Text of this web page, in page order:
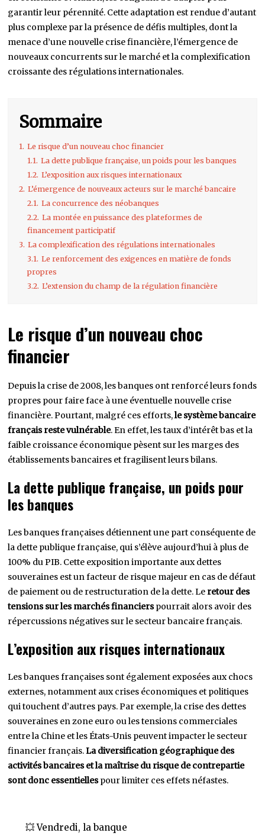
garantir leur pérennité. Cette adaptation est rendue d’autant
plus complexe par la présence de défis multiples, dont la
menace d’une nouvelle crise financière, l’émergence de
nouveaux concurrents sur le marché et la complexification
croissante des régulations internationales.
Sommaire
1. Le risque d’un nouveau choc financier
1.1. La dette publique française, un poids pour les banques
1.2. L’exposition aux risques internationaux
2. L’émergence de nouveaux acteurs sur le marché bancaire
2.1. La concurrence des néobanques
2.2. La montée en puissance des plateformes de
financement participatif
3. La complexification des régulations internationales
3.1. Le renforcement des exigences en matière de fonds
propres
3.2. L’extension du champ de la régulation financière
Le risque d’un nouveau choc
financier
Depuis la crise de 2008, les banques ont renforcé leurs fonds
propres pour faire face à une éventuelle nouvelle crise
financière. Pourtant, malgré ces efforts,le système bancaire
français reste vulnérable. En effet, les taux d’intérêt bas et la
faible croissance économique pèsent sur les marges des
établissements bancaires et fragilisent leurs bilans.
La dette publique française, un poids pour
les banques
Les banques françaises détiennent une part conséquente de
la dette publique française, qui s’élève aujourd’hui à plus de
100% du PIB. Cette exposition importante aux dettes
souveraines est un facteur de risque majeur en cas de défaut
de paiement ou de restructuration de la dette. Le retour des
tensions sur les marchés financierspourrait alors avoir des
répercussions négatives sur le secteur bancaire français.
L’exposition aux risques internationaux
Les banques françaises sont également exposées aux chocs
externes, notamment aux crises économiques et politiques
qui touchent d’autres pays. Par exemple, la crise des dettes
souveraines en zone euro ou les tensions commerciales
entre la Chine et les États-Unis peuvent impacter le secteur
financier français.La diversification géographique des
activités bancaires et la maîtrise du risque de contrepartie
sont donc essentiellespour limiter ces effets néfastes.
💥 Vendredi, la banque